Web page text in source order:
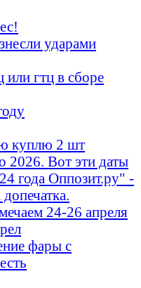
ударами
гтц в сборе
куплю 2 шт
2026. Вот эти даты
года Оппозит.ру" -
24-26 апреля
фары с